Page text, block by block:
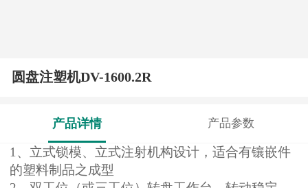
圆盘注塑机DV-1600.2R
产品详情 产品参数
1 、立式锁模、立式注射机构设计，适合有镶嵌件
的塑料制品之成型